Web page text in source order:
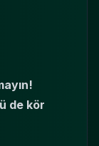
de kör